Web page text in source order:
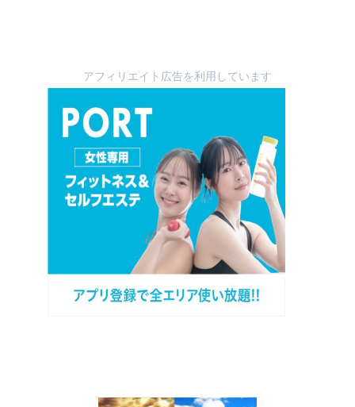
アフィリエイト広告を利用しています